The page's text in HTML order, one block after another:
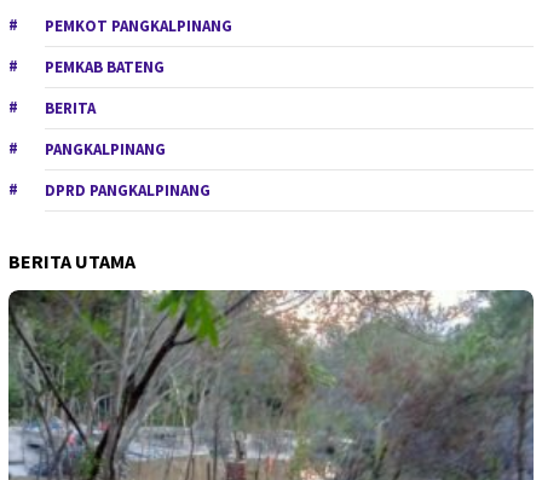
PEMKOT PANGKALPINANG
PEMKAB BATENG
BERITA
PANGKALPINANG
DPRD PANGKALPINANG
BERITA UTAMA